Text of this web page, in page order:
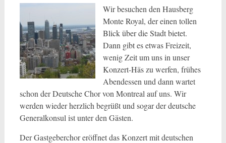
Wir besuchen den Hausberg
Monte Royal, der einen tollen
Blick über die Stadt bietet.
Dann gibt es etwas Freizeit,
wenig Zeit um uns in unser
Konzert-Häs zu werfen, frühes
Abendessen und dann wartet
schon der Deutsche Chor von Montreal auf uns. Wir
werden wieder herzlich begrüßt und sogar der deutsche
Generalkonsul ist unter den Gästen.
Der Gastgeberchor eröffnet das Konzert mit deutschen